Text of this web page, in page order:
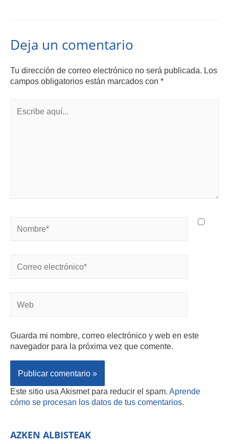
Deja un comentario
Tu dirección de correo electrónico no será publicada. Los
campos obligatorios están marcados con *
Guarda mi nombre, correo electrónico y web en este
navegador para la próxima vez que comente.
Este sitio usa Akismet para reducir el spam. Aprende
cómo se procesan los datos de tus comentarios.
AZKEN ALBISTEAK